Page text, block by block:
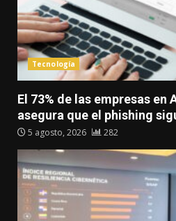
Tecnología
El 73% de las empresas en
asegura que el phishing
5 agosto, 2026 282